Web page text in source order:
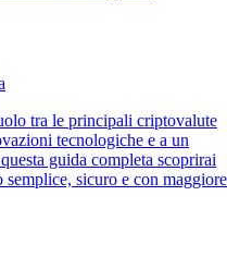
tra le principali criptovalute
tecnologiche e a un
guida completa scoprirai
sicuro e con maggiore